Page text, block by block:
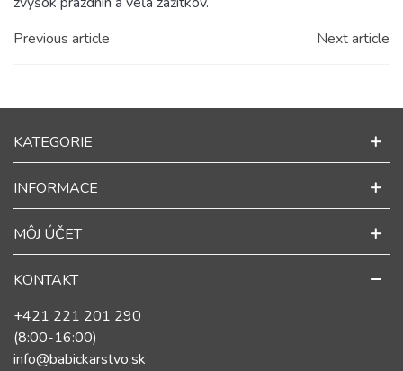
Previous article
Next article
KATEGORIE
INFORMACE
MÔJ ÚČET
KONTAKT
+421 221 201 290
(8:00-16:00)
info@babickarstvo.sk